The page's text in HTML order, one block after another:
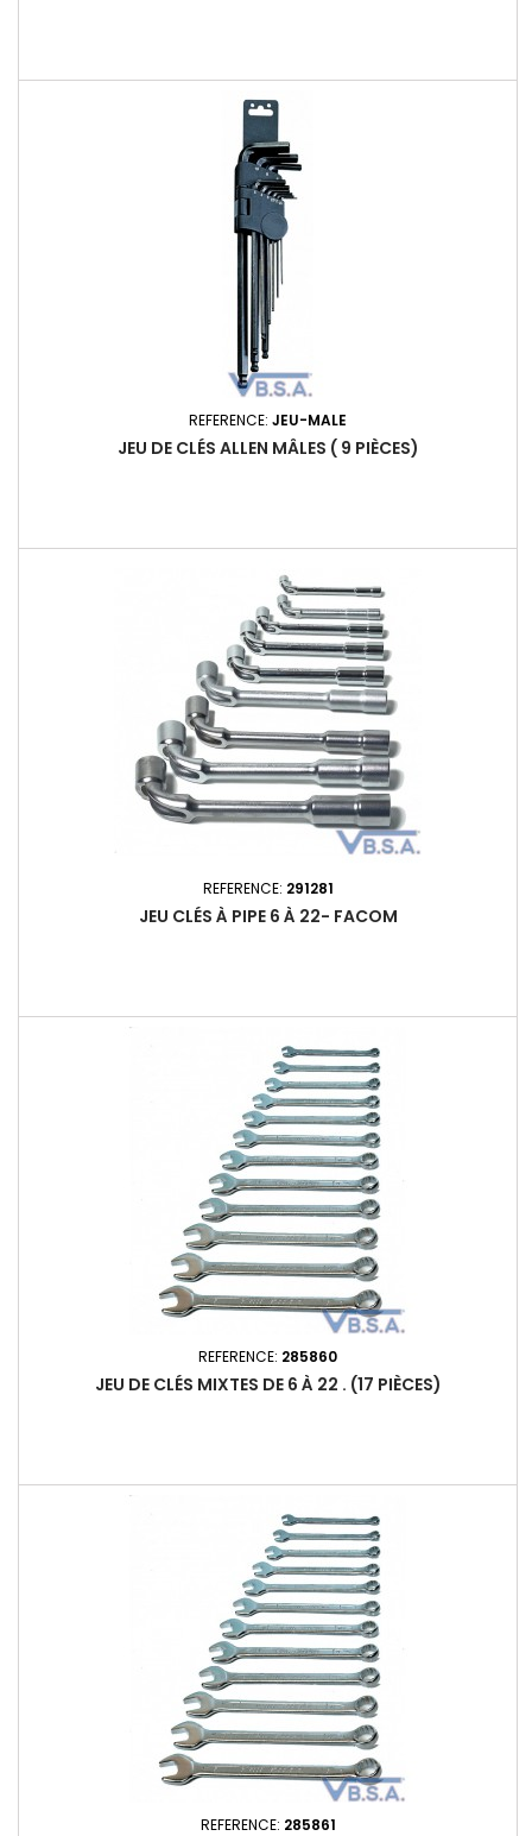
REFERENCE: JEU-MALE
JEU DE CLÉS ALLEN MÂLES ( 9 PIÈCES)
REFERENCE: 291281
JEU CLÉS À PIPE 6 À 22- FACOM
REFERENCE: 285860
JEU DE CLÉS MIXTES DE 6 À 22 . (17 PIÈCES)
REFERENCE: 285861